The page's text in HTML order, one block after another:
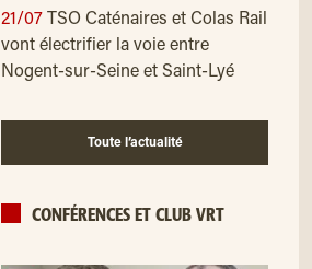
21/07
TSO Caténaires et Colas Rail
vont électrifier la voie entre
Nogent-sur-Seine et Saint-Lyé
Toute l’actualité
CONFÉRENCES ET CLUB VRT